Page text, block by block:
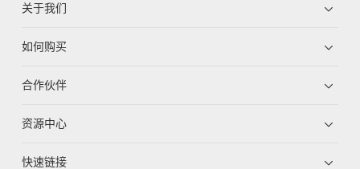
关于我们
如何购买
合作伙伴
资源中心
快速链接